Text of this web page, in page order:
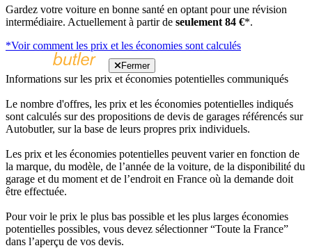
Gardez votre voiture en bonne santé en optant pour une révision
intermédiaire. Actuellement à partir de seulement 84 €*.
*Voir comment les prix et les économies sont calculés
Fermer
Informations sur les prix et économies potentielles communiqués
Le nombre d'offres, les prix et les économies potentielles indiqués
sont calculés sur des propositions de devis de garages référencés sur
Autobutler, sur la base de leurs propres prix individuels.
Les prix et les économies potentielles peuvent varier en fonction de
la marque, du modèle, de l’année de la voiture, de la disponibilité du
garage et du moment et de l’endroit en France où la demande doit
être effectuée.
Pour voir le prix le plus bas possible et les plus larges économies
potentielles possibles, vous devez sélectionner “Toute la France”
dans l’aperçu de vos devis.